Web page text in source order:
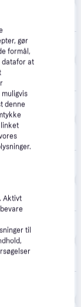
Samsung Galaxy S26+ 17 cm (6.7") Dual SIM Android 16.0 5G USB Type-C 12 GB 256 GB 4900 mAh White7.240 kr.
9.399 kr.
af 3.333 kr.
gør
formål,
datafor at
denne
linket
Aktivt
til